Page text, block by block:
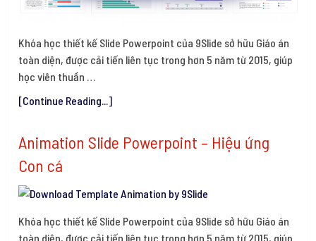
Khóa học thiết kế Slide Powerpoint của 9Slide sở hữu Giáo án
toàn diện, được cải tiến liên tục trong hơn 5 năm từ 2015, giúp
học viên thuần …
[Continue Reading...]
Animation Slide Powerpoint – Hiệu ứng
Con cá
Khóa học thiết kế Slide Powerpoint của 9Slide sở hữu Giáo án
toàn diện, được cải tiến liên tục trong hơn 5 năm từ 2015, giúp